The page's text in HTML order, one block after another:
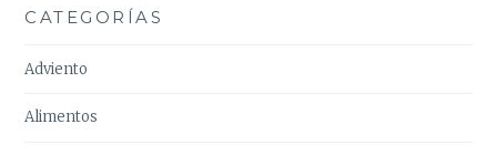
CATEGORÍAS
Adviento
Alimentos